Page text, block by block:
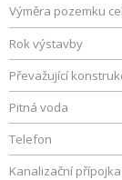
Výměra pozemku
Rok výstavby
Převažující
Pitná voda
Telefon
Kanalizační přípojka